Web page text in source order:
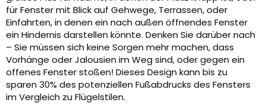
für Fenster mit Blick auf Gehwege, Terrassen, oder
Einfahrten, in denen ein nach außen öffnendes Fenster
ein Hindernis darstellen könnte. Denken Sie darüber nach
– Sie müssen sich keine Sorgen mehr machen, dass
Vorhänge oder Jalousien im Weg sind, oder gegen ein
offenes Fenster stoßen! Dieses Design kann bis zu
sparen 30% des potenziellen Fußabdrucks des Fensters
im Vergleich zu Flügelstilen.